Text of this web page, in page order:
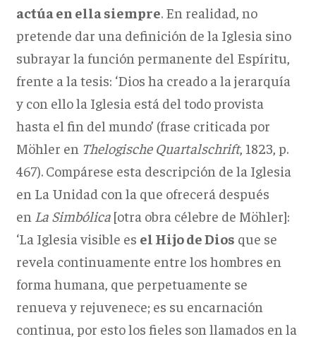
actúa en ella siempre. En realidad, no
pretende dar una definición de la Iglesia sino
subrayar la función permanente del Espíritu,
frente a la tesis: ‘Dios ha creado a la jerarquía
y con ello la Iglesia está del todo provista
hasta el fin del mundo’ (frase criticada por
Möhler en Thelogische Quartalschrift, 1823, p.
467). Compárese esta descripción de la Iglesia
en La Unidad con la que ofrecerá después
en La Simbólica[otra obra célebre de Möhler]:
‘La Iglesia visible es el Hijo de Dios que se
revela continuamente entre los hombres en
forma humana, que perpetuamente se
renueva y rejuvenece; es su encarnación
continua, por esto los fieles son llamados en la